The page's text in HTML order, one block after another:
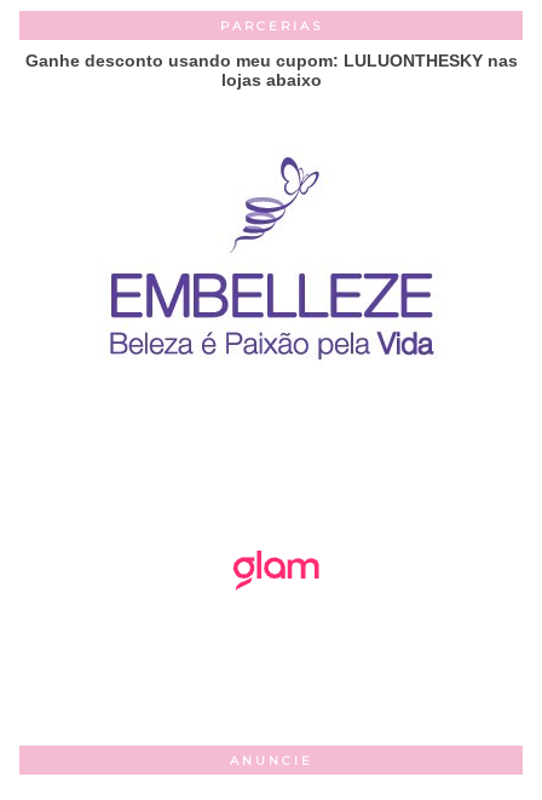
PARCERIAS
Ganhe desconto usando meu cupom: LULUONTHESKY nas
lojas abaixo
ANUNCIE